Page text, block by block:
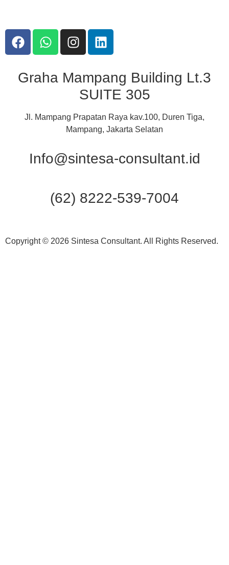
Graha Mampang Building Lt.3
SUITE 305
Jl. Mampang Prapatan Raya kav.100, Duren Tiga,
Mampang, Jakarta Selatan
Info@sintesa-consultant.id
(62) 8222-539-7004
Copyright © 2026 Sintesa Consultant. All Rights Reserved.